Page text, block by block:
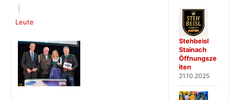
Leute
Stehbeisl
Stainach
Öffnungsze
iten
21.10.2025